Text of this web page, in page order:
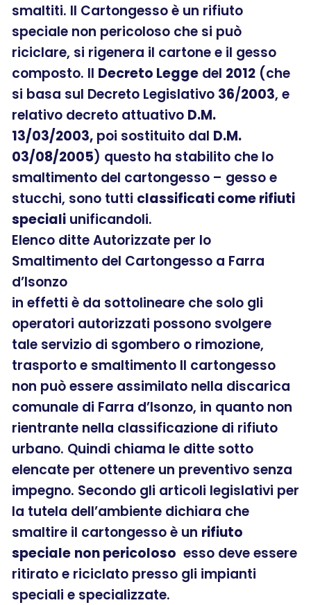
smaltiti. Il Cartongesso è un rifiuto
speciale non pericoloso che si può
riciclare, si rigenera il cartone e il gesso
composto. Il Decreto Legge del 2012 (che
si basa sul Decreto Legislativo 36/2003, e
relativo decreto attuativo D.M.
13/03/2003, poi sostituito dal D.M.
03/08/2005) questo ha stabilito che lo
smaltimento del cartongesso – gesso e
stucchi, sono tutti classificati come rifiuti
speciali unificandoli.
Elenco ditte Autorizzate per lo
Smaltimento del Cartongesso a Farra
d’Isonzo
in effetti è da sottolineare che solo gli
operatori autorizzati possono svolgere
tale servizio di sgombero o rimozione,
trasporto e smaltimento Il cartongesso
non può essere assimilato nella discarica
comunale di Farra d’Isonzo, in quanto non
rientrante nella classificazione di rifiuto
urbano. Quindi chiama le ditte sotto
elencate per ottenere un preventivo senza
impegno. Secondo gli articoli legislativi per
la tutela dell’ambiente dichiara che
smaltire il cartongesso è un rifiuto
speciale non pericoloso esso deve essere
ritirato e riciclato presso gli impianti
speciali e specializzate.